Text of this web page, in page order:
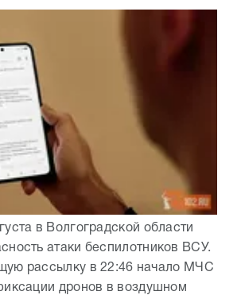
в Волгоградской области
атаки беспилотников ВСУ.
рассылку в 22:46 начало МЧС
дронов в воздушном